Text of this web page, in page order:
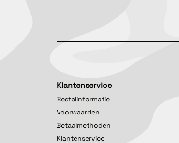
Klantenservice
Bestelinformatie
Voorwaarden
Betaalmethoden
Klantenservice